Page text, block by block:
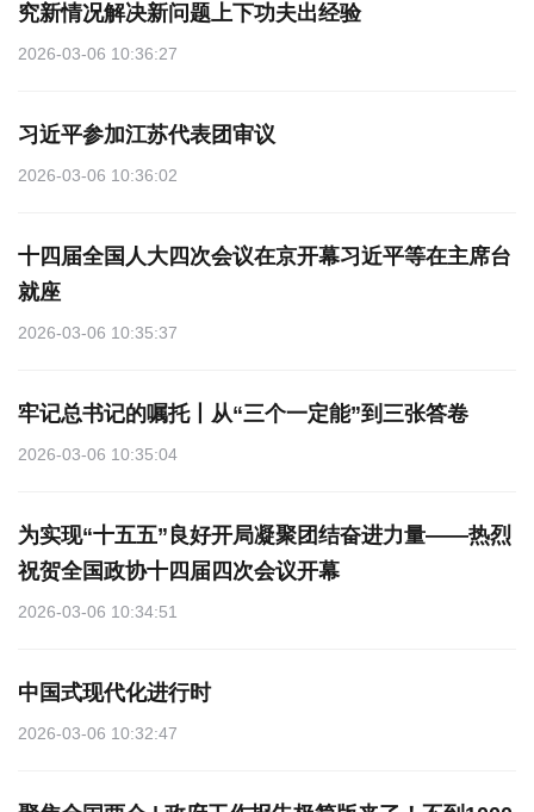
究新情况解决新问题上下功夫出经验
2026-03-06 10:36:27
习近平参加江苏代表团审议
2026-03-06 10:36:02
十四届全国人大四次会议在京开幕习近平等在主席台
就座
2026-03-06 10:35:37
牢记总书记的嘱托丨从“三个一定能”到三张答卷
2026-03-06 10:35:04
为实现“十五五”良好开局凝聚团结奋进力量——热烈
祝贺全国政协十四届四次会议开幕
2026-03-06 10:34:51
中国式现代化进行时
2026-03-06 10:32:47